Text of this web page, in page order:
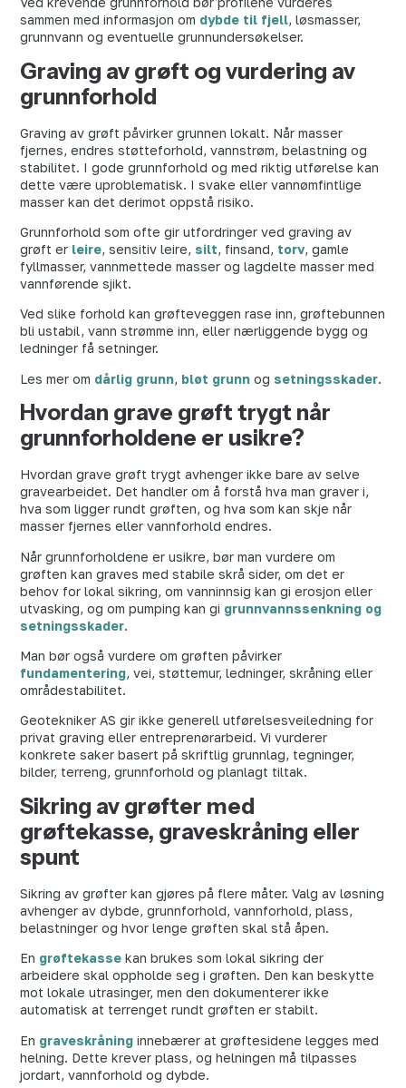
sammen med informasjon om dybde til fjell, løsmasser,
grunnvann og eventuelle grunnundersøkelser.
Graving av grøft og vurdering av
grunnforhold
Graving av grøft påvirker grunnen lokalt. Når masser
fjernes, endres støtteforhold, vannstrøm, belastning og
stabilitet. I gode grunnforhold og med riktig utførelse kan
dette være uproblematisk. I svake eller vannømfintlige
masser kan det derimot oppstå risiko.
Grunnforhold som ofte gir utfordringer ved graving av
grøft er leire, sensitiv leire, silt, finsand, torv, gamle
fyllmasser, vannmettede masser og lagdelte masser med
vannførende sjikt.
Ved slike forhold kan grøfteveggen rase inn, grøftebunnen
bli ustabil, vann strømme inn, eller nærliggende bygg og
ledninger få setninger.
Les mer om dårlig grunn, bløt grunn og setningsskader.
Hvordan grave grøft trygt når
grunnforholdene er usikre?
Hvordan grave grøft trygt avhenger ikke bare av selve
gravearbeidet. Det handler om å forstå hva man graver i,
hva som ligger rundt grøften, og hva som kan skje når
masser fjernes eller vannforhold endres.
Når grunnforholdene er usikre, bør man vurdere om
grøften kan graves med stabile skrå sider, om det er
behov for lokal sikring, om vanninnsig kan gi erosjon eller
utvasking, og om pumping kan gi grunnvannssenkning og
setningsskader.
Man bør også vurdere om grøften påvirker
fundamentering, vei, støttemur, ledninger, skråning eller
områdestabilitet.
Geotekniker AS gir ikke generell utførelsesveiledning for
privat graving eller entreprenørarbeid. Vi vurderer
konkrete saker basert på skriftlig grunnlag, tegninger,
bilder, terreng, grunnforhold og planlagt tiltak.
Sikring av grøfter med
grøftekasse, graveskråning eller
spunt
Sikring av grøfter kan gjøres på flere måter. Valg av løsning
avhenger av dybde, grunnforhold, vannforhold, plass,
belastninger og hvor lenge grøften skal stå åpen.
En grøftekasse kan brukes som lokal sikring der
arbeidere skal oppholde seg i grøften. Den kan beskytte
mot lokale utrasinger, men den dokumenterer ikke
automatisk at terrenget rundt grøften er stabilt.
En graveskråning innebærer at grøftesidene legges med
helning. Dette krever plass, og helningen må tilpasses
jordart, vannforhold og dybde.